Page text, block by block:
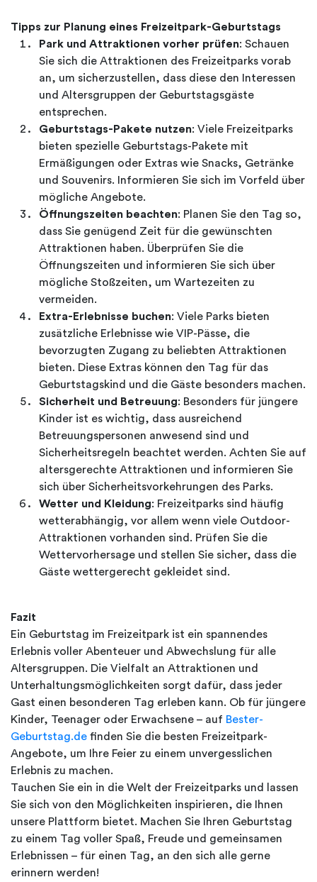
Tipps zur Planung eines Freizeitpark-Geburtstags
Park und Attraktionen vorher prüfen: Schauen
Sie sich die Attraktionen des Freizeitparks vorab
an, um sicherzustellen, dass diese den Interessen
und Altersgruppen der Geburtstagsgäste
entsprechen.
Geburtstags-Pakete nutzen: Viele Freizeitparks
bieten spezielle Geburtstags-Pakete mit
Ermäßigungen oder Extras wie Snacks, Getränke
und Souvenirs. Informieren Sie sich im Vorfeld über
mögliche Angebote.
Öffnungszeiten beachten: Planen Sie den Tag so,
dass Sie genügend Zeit für die gewünschten
Attraktionen haben. Überprüfen Sie die
Öffnungszeiten und informieren Sie sich über
mögliche Stoßzeiten, um Wartezeiten zu
vermeiden.
Extra-Erlebnisse buchen: Viele Parks bieten
zusätzliche Erlebnisse wie VIP-Pässe, die
bevorzugten Zugang zu beliebten Attraktionen
bieten. Diese Extras können den Tag für das
Geburtstagskind und die Gäste besonders machen.
Sicherheit und Betreuung: Besonders für jüngere
Kinder ist es wichtig, dass ausreichend
Betreuungspersonen anwesend sind und
Sicherheitsregeln beachtet werden. Achten Sie auf
altersgerechte Attraktionen und informieren Sie
sich über Sicherheitsvorkehrungen des Parks.
Wetter und Kleidung: Freizeitparks sind häufig
wetterabhängig, vor allem wenn viele Outdoor-
Attraktionen vorhanden sind. Prüfen Sie die
Wettervorhersage und stellen Sie sicher, dass die
Gäste wettergerecht gekleidet sind.
Fazit
Ein Geburtstag im Freizeitpark ist ein spannendes
Erlebnis voller Abenteuer und Abwechslung für alle
Altersgruppen. Die Vielfalt an Attraktionen und
Unterhaltungsmöglichkeiten sorgt dafür, dass jeder
Gast einen besonderen Tag erleben kann. Ob für jüngere
Kinder, Teenager oder Erwachsene – auf Bester-
Geburtstag.de finden Sie die besten Freizeitpark-
Angebote, um Ihre Feier zu einem unvergesslichen
Erlebnis zu machen.
Tauchen Sie ein in die Welt der Freizeitparks und lassen
Sie sich von den Möglichkeiten inspirieren, die Ihnen
unsere Plattform bietet. Machen Sie Ihren Geburtstag
zu einem Tag voller Spaß, Freude und gemeinsamen
Erlebnissen – für einen Tag, an den sich alle gerne
erinnern werden!